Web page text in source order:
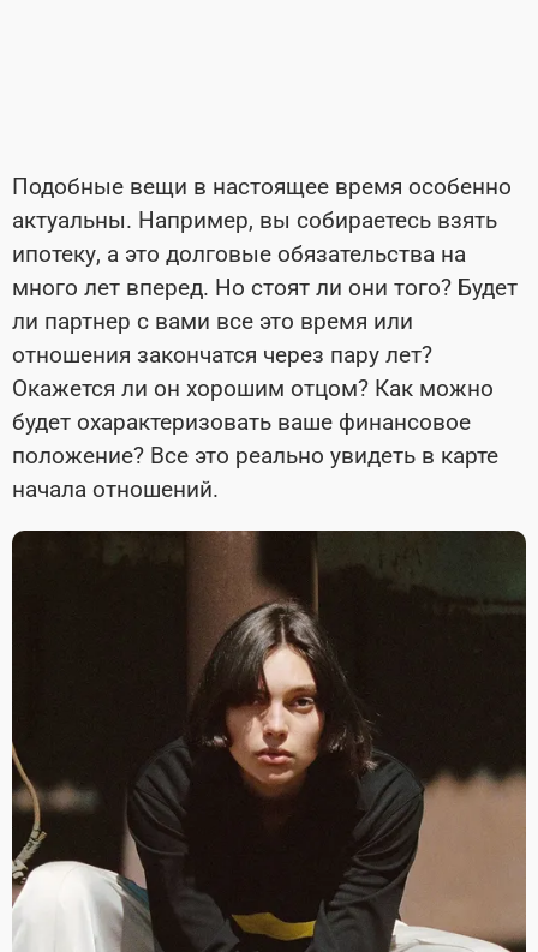
Подобные вещи в настоящее время особенно
актуальны. Например, вы собираетесь взять
ипотеку, а это долговые обязательства на
много лет вперед. Но стоят ли они того? Будет
ли партнер с вами все это время или
отношения закончатся через пару лет?
Окажется ли он хорошим отцом? Как можно
будет охарактеризовать ваше финансовое
положение? Все это реально увидеть в карте
начала отношений.